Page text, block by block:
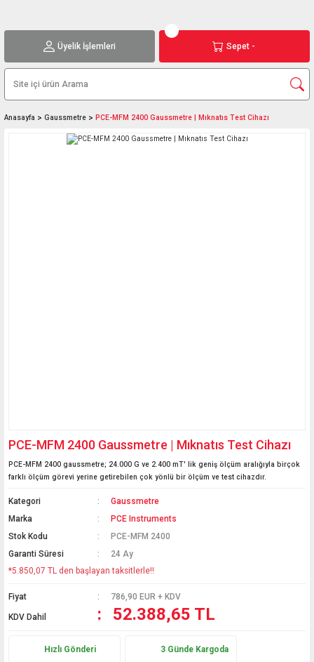
Üyelik İşlemleri Sepet -
Anasayfa Gaussmetre PCE-MFM 2400 Gaussmetre | Mıknatıs Test Cihazı
PCE-MFM 2400 Gaussmetre | Mıknatıs Test Cihazı
PCE-MFM 2400 gaussmetre; 24.000 G ve 2.400 mT' lik geniş ölçüm aralığıyla birçok
farklı ölçüm görevi yerine getirebilen çok yönlü bir ölçüm ve test cihazdır.
Kategori
Gaussmetre
Marka
PCE Instruments
Stok Kodu
PCE-MFM 2400
Garanti Süresi
24 Ay
*5.850,07 TL den başlayan taksitlerle!!
Fiyat 786,90 EUR + KDV
KDV Dahil 52.388,65 TL
Hızlı Gönderi 3 Günde Kargoda